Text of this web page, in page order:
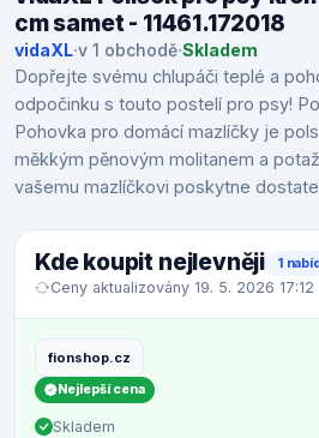
cm samet - 11461.172018
vidaXL·v 1 obchodě·Skladem
Dopřejte svému chlupáči teplé a
odpočinku s touto postelí pro psy!
Pohovka pro domácí mazlíčky je
měkkým pěnovým molitanem a
vašemu mazlíčkovi poskytne
Kde koupit nejlevněji 1
Ceny aktualizovány 19. 5. 2026 17:12
fionshop.cz
Nejlepší cena
Skladem